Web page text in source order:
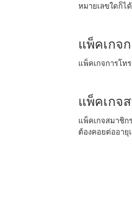
หมายเลขใดก็ไ
แพ็คเกจ
แพ็คเกจการโท
แพ็คเกจ
แพ็คเกจสมาชิก
ต้องคอยต่ออา